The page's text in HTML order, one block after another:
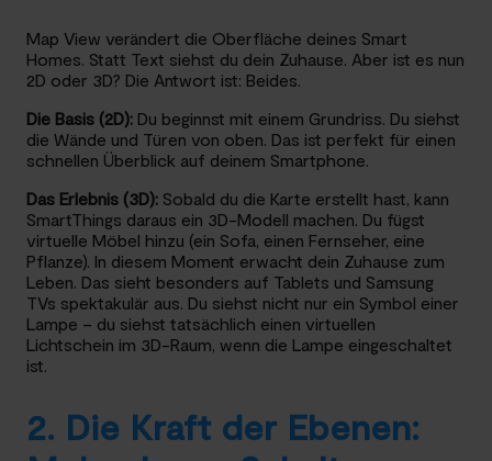
Map View verändert die Oberfläche deines Smart
Homes. Statt Text siehst du dein Zuhause. Aber ist es nun
2D oder 3D? Die Antwort ist: Beides.
Die Basis (2D): Du beginnst mit einem Grundriss. Du siehst
die Wände und Türen von oben. Das ist perfekt für einen
schnellen Überblick auf deinem Smartphone.
Das Erlebnis (3D): Sobald du die Karte erstellt hast, kann
SmartThings daraus ein 3D-Modell machen. Du fügst
virtuelle Möbel hinzu (ein Sofa, einen Fernseher, eine
Pflanze). In diesem Moment erwacht dein Zuhause zum
Leben. Das sieht besonders auf Tablets und Samsung
TVs spektakulär aus. Du siehst nicht nur ein Symbol einer
Lampe – du siehst tatsächlich einen virtuellen
Lichtschein im 3D-Raum, wenn die Lampe eingeschaltet
ist.
2. Die Kraft der Ebenen: